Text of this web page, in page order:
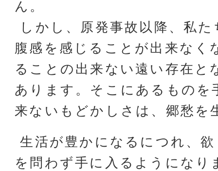
ん。
しかし、原発事故以降、私
腹感を感じることが出来なく
ることの出来ない遠い存在と
あります。そこにあるものを
来ないもどかしさは、郷愁を
生活が豊かになるにつれ、
を問わず手に入るようになり